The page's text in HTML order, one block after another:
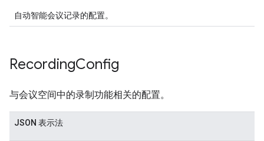
自动智能会议记录的配置。
RecordingConfig
与会议空间中的录制功能相关的配置。
JSON 表示法